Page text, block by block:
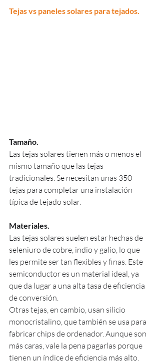
Tejas vs paneles solares para tejados.
Tamaño.
Las tejas solares tienen más o menos el
mismo tamaño que las tejas
tradicionales. Se necesitan unas 350
tejas para completar una instalación
típica de tejado solar.
Materiales.
Las tejas solares suelen estar hechas de
seleniuro de cobre, indio y galio, lo que
les permite ser tan flexibles y finas. Este
semiconductor es un material ideal, ya
que da lugar a una alta tasa de eficiencia
de conversión.
Otras tejas, en cambio, usan silicio
monocristalino, que también se usa para
fabricar chips de ordenador. Aunque son
más caras, vale la pena pagarlas porque
tienen un índice de eficiencia más alto.